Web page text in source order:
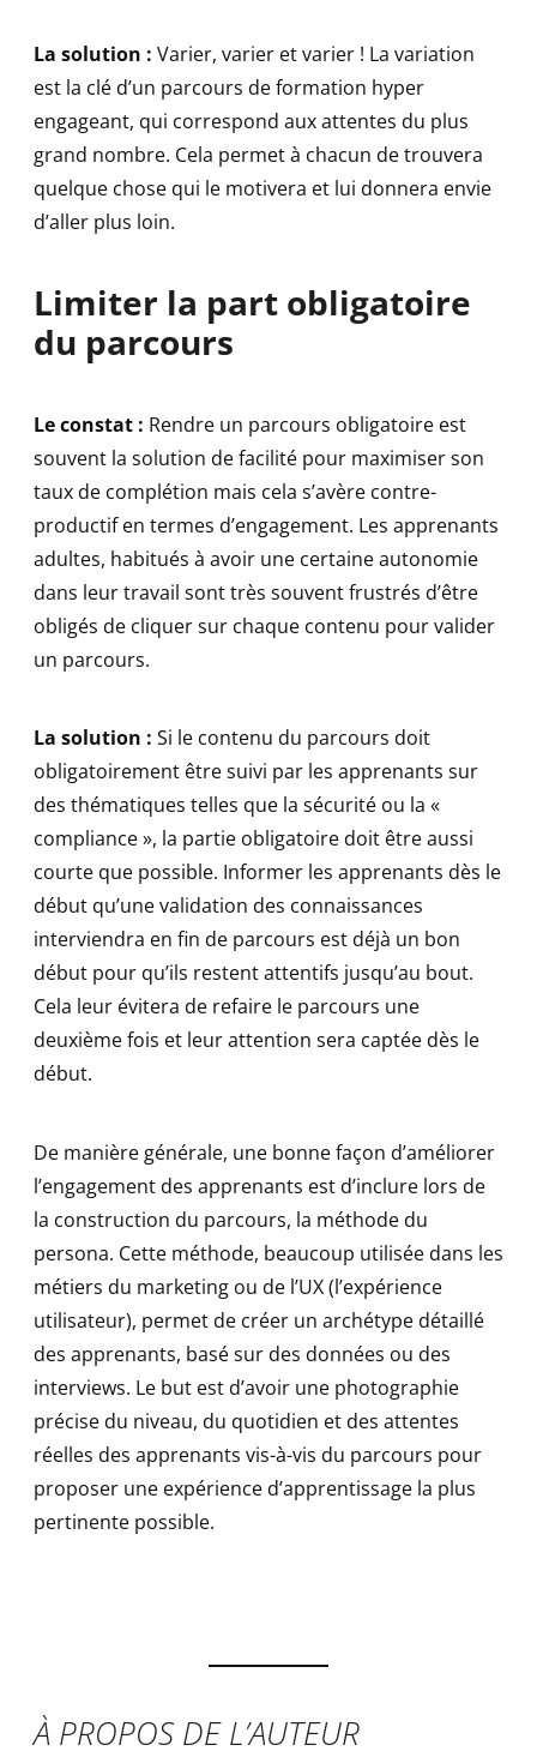
La solution : Varier, varier et varier ! La variation
est la clé d’un parcours de formation hyper
engageant, qui correspond aux attentes du plus
grand nombre. Cela permet à chacun de trouvera
quelque chose qui le motivera et lui donnera envie
d’aller plus loin.
Limiter la part obligatoire
du parcours
Le constat : Rendre un parcours obligatoire est
souvent la solution de facilité pour maximiser son
taux de complétion mais cela s’avère contre-
productif en termes d’engagement. Les apprenants
adultes, habitués à avoir une certaine autonomie
dans leur travail sont très souvent frustrés d’être
obligés de cliquer sur chaque contenu pour valider
un parcours.
La solution : Si le contenu du parcours doit
obligatoirement être suivi par les apprenants sur
des thématiques telles que la sécurité ou la «
compliance », la partie obligatoire doit être aussi
courte que possible. Informer les apprenants dès le
début qu’une validation des connaissances
interviendra en fin de parcours est déjà un bon
début pour qu’ils restent attentifs jusqu’au bout.
Cela leur évitera de refaire le parcours une
deuxième fois et leur attention sera captée dès le
début.
De manière générale, une bonne façon d’améliorer
l’engagement des apprenants est d’inclure lors de
la construction du parcours, la méthode du
persona. Cette méthode, beaucoup utilisée dans les
métiers du marketing ou de l’UX (l’expérience
utilisateur), permet de créer un archétype détaillé
des apprenants, basé sur des données ou des
interviews. Le but est d’avoir une photographie
précise du niveau, du quotidien et des attentes
réelles des apprenants vis-à-vis du parcours pour
proposer une expérience d’apprentissage la plus
pertinente possible.
À PROPOS DE L’AUTEUR